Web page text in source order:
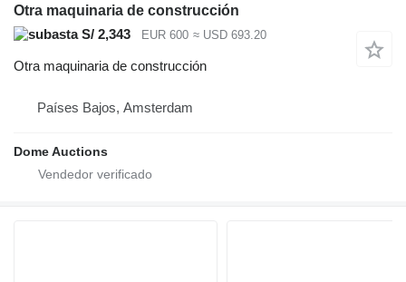
Otra maquinaria de construcción
S/ 2,343
EUR 600 ≈ USD 693.20
Otra maquinaria de construcción
Países Bajos, Amsterdam
Dome Auctions